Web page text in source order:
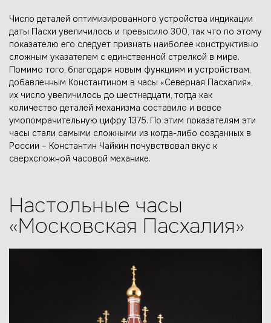
Число деталей оптимизированного устройства индикации
даты Пасхи увеличилось и превысило 300, так что по этому
показателю его следует признать наиболее конструктивно
сложным указателем с единственной стрелкой в мире.
Помимо того, благодаря новым функциям и устройствам,
добавленным Константином в часы «Северная Пасхалия»,
их число увеличилось до шестнадцати, тогда как
количество деталей механизма составило и вовсе
умопомрачительную цифру 1375. По этим показателям эти
часы стали самыми сложными из когда-либо созданных в
России – Константин Чайкин почувствовал вкус к
сверхсложной часовой механике.
Настольные часы
«Московская Пасхалия»